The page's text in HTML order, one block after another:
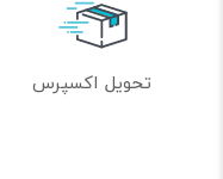
تحویل اکسپرس